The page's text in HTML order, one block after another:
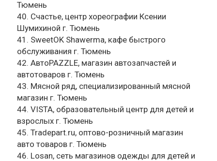
Тюмень
40. Счастье, центр хореографии Ксении
Шумихиной г. Тюмень
41. SweetOK Shawerma, кафе быстрого
обслуживания г. Тюмень
42. АвтоPAZZLE, магазин автозапчастей и
автотоваров г. Тюмень
43. Мясной ряд, специализированный мясной
магазин г. Тюмень
44. VISTA, образовательный центр для детей и
взрослых г. Тюмень
45. Tradepart.ru, оптово-розничный магазин
авто товаров г. Тюмень
46. Losan, сеть магазинов одежды для детей и